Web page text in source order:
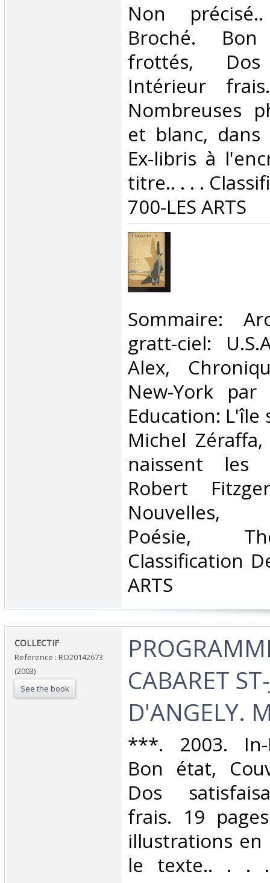
‎Non
Broché.
frottés, Dos
Intérieur
Nombreuses
et blanc,
Ex-libris à
titre.. . . .
700-LES ARTS‎
‎Sommaire:
gratt-ciel:
Alex,
New-York
Education: L'île
Michel
naissent les
Robert
Nouvelles,
Poésie,
Classification
ARTS‎
‎COLLECTIF‎
Reference : RO20142673
(2003)
See the book
CABARET
D'ANGELY.
‎***. 2003. In-
Bon état,
Dos
frais. 19
illustrations en
le texte.. . . .